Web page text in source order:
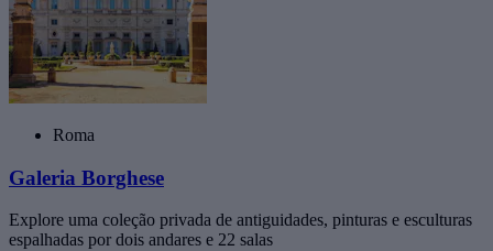
Roma
Galeria Borghese
Explore uma coleção privada de antiguidades, pinturas e esculturas
espalhadas por dois andares e 22 salas